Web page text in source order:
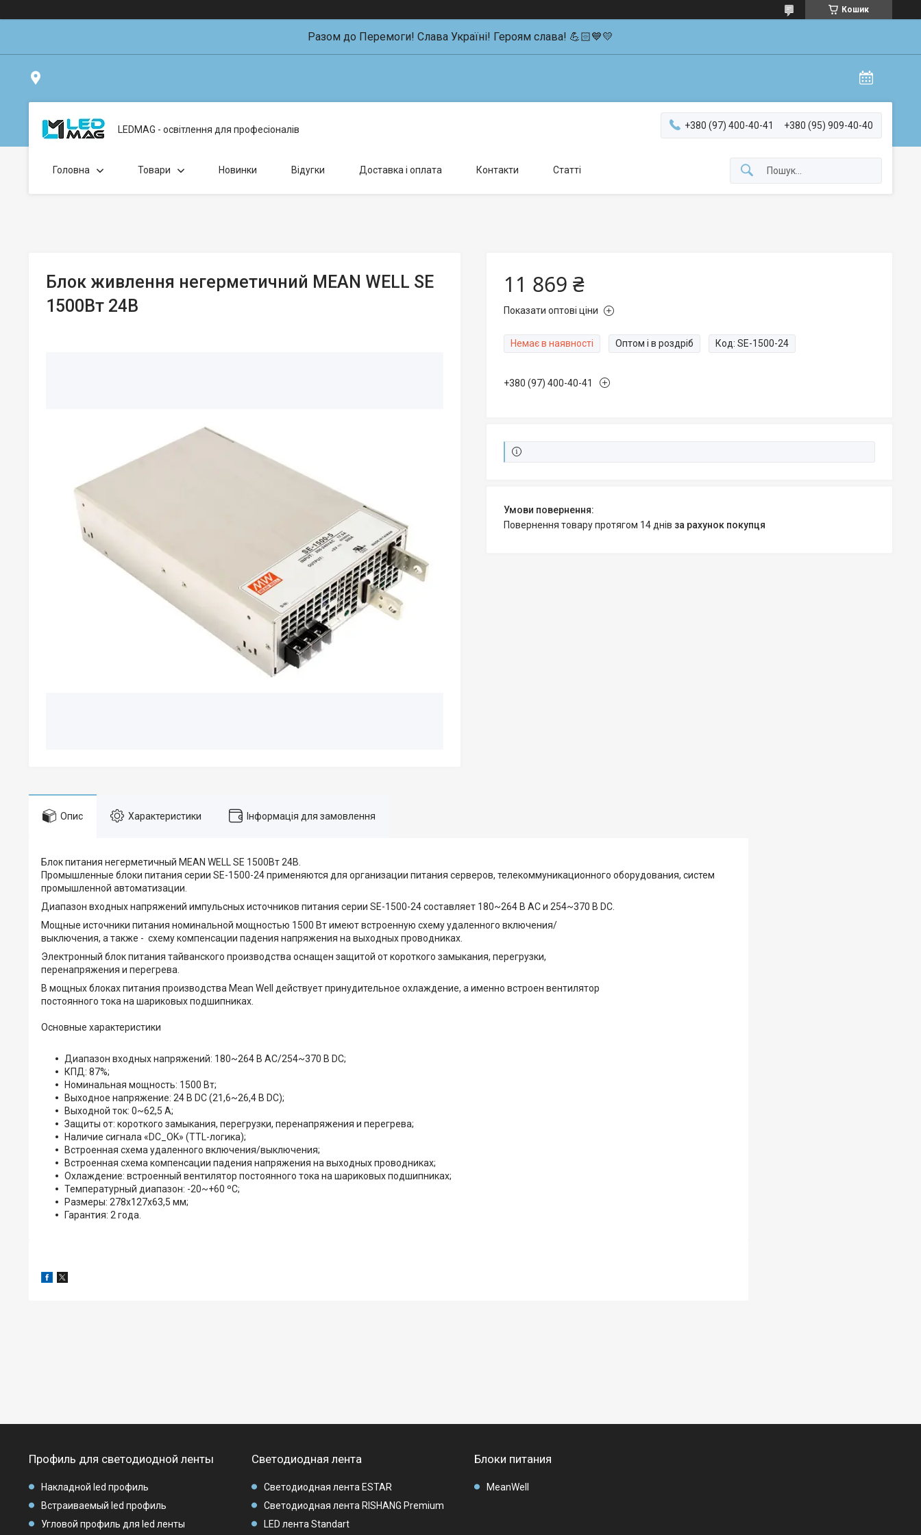
Кошик
Разом до Перемоги! Слава Україні! Героям слава! 💪🏻💙💛
LEDMAG - освітлення для професіоналів +380 (97) 400-40-41 +380 (95) 909-40-40
Головна Товари Новинки Відугки Доставка і оплата Контакти Статті
Блок живлення негерметичний MEAN WELL SE
1500Вт 24В
11 869 ₴
Показати оптові ціни
Немає в наявності Оптом і в роздріб Код: SE-1500-24
+380 (97) 400-40-41
повернення товару протягом 14 днів за рахунок покупця
Опис Характеристики Інформація для замовлення
Блок питания негерметичный MEAN WELL SE 1500Вт 24В.
Промышленные блоки питания серии SE-1500-24 применяются для организации питания серверов, телекоммуникационного оборудования, систем
промышленной автоматизации.
Диапазон входных напряжений импульсных источников питания серии SE-1500-24 составляет 180~264 В AC и 254~370 В DC.
Мощные источники питания номинальной мощностью 1500 Вт имеют встроенную схему удаленного включения/
выключения, а также - схему компенсации падения напряжения на выходных проводниках.
Электронный блок питания тайванского производства оснащен защитой от короткого замыкания, перегрузки,
перенапряжения и перегрева.
В мощных блоках питания производства Mean Well действует принудительное охлаждение, а именно встроен вентилятор
постоянного тока на шариковых подшипниках.
Основные характеристики
Диапазон входных напряжений: 180~264 В AC/254~370 В DC;
КПД: 87%;
Номинальная мощность: 1500 Вт;
Выходное напряжение: 24 В DC (21,6~26,4 В DC);
Выходной ток: 0~62,5 А;
Защиты от: короткого замыкания, перегрузки, перенапряжения и перегрева;
Наличие сигнала «DC_OK» (TTL-логика);
Встроенная схема удаленного включения/выключения;
Встроенная схема компенсации падения напряжения на выходных проводниках;
Охлаждение: встроенный вентилятор постоянного тока на шариковых подшипниках;
Температурный диапазон: -20~+60 ºС;
Размеры: 278х127х63,5 мм;
Гарантия: 2 года.
Профиль для светодиодной ленты
Накладной led профиль
Встраиваемый led профиль
Угловой профиль для led ленты
Светодиодная лента
Светодиодная лента ESTAR
Светодиодная лента RISHANG Premium
LED лента Standart
Блоки питания
MeanWell